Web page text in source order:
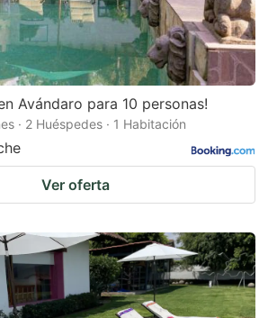
Avándaro para 10 personas!
· 2 Huéspedes · 1 Habitación
Ver oferta